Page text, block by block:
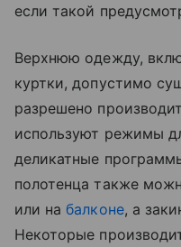
если такой
Верхнюю одежду,
куртки, допустимо
разрешено
используют режимы
деликатные
полотенца также
или набалконе, а
Некоторые